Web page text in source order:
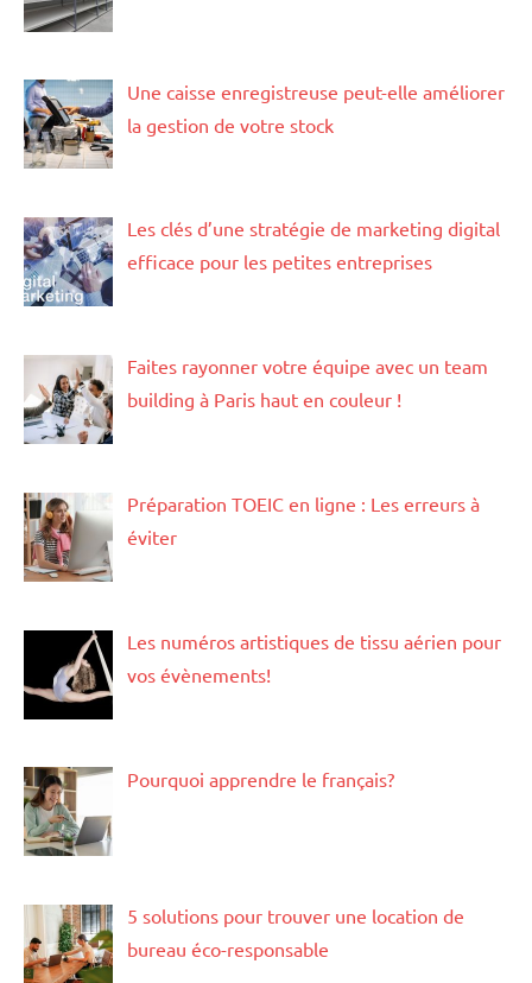
Une caisse enregistreuse peut-elle améliorer
la gestion de votre stock
Les clés d’une stratégie de marketing digital
efficace pour les petites entreprises
Faites rayonner votre équipe avec un team
building à Paris haut en couleur !
Préparation TOEIC en ligne : Les erreurs à
éviter
Les numéros artistiques de tissu aérien pour
vos évènements!
Pourquoi apprendre le français?
5 solutions pour trouver une location de
bureau éco-responsable